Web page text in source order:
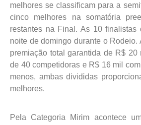
melhores se classificam para a
cinco melhores na somatória
restantes na Final. As 10 finalistas
noite de domingo durante o Rodeio.
premiação total garantida de R$
de 40 competidoras e R$ 16 mil
menos, ambas divididas
melhores.
Pela Categoria Mirim acontece